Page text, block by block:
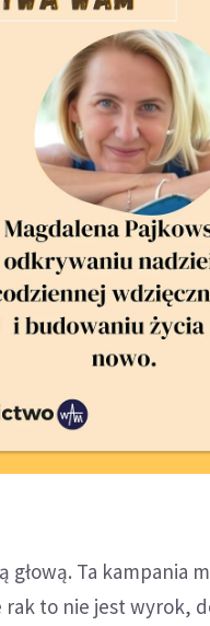
głową. Ta kampania
to nie jest wyrok,